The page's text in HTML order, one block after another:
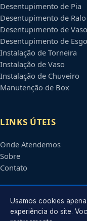
Desentupimento de Pia
Desentupimento de Ralo
Desentupimento de Vaso
Desentupimento de
Instalação de Torneira
Instalação de Vaso
Instalação de Chuveiro
Manutenção de Box
LINKS ÚTEIS
Onde Atendemos
Sobre
Contato
CONTATO
Usamos cookies
experiência do site.